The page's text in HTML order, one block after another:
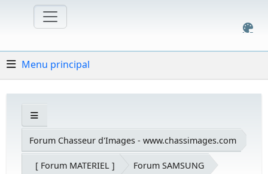
Menu principal
Forum Chasseur d'Images - www.chassimages.com
[ Forum MATERIEL ]
Forum SAMSUNG